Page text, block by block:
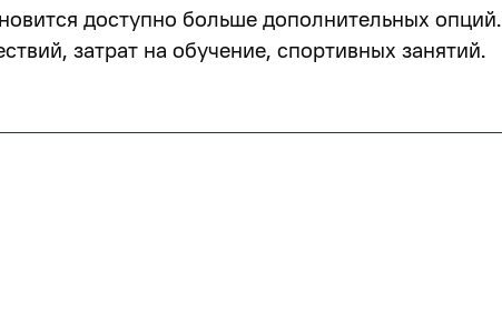
доступно больше дополнительных опций.
затрат на обучение, спортивных занятий.